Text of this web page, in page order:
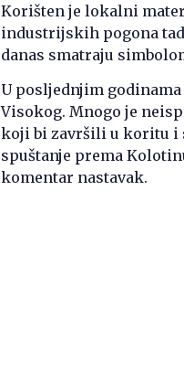
Korišten je lokalni
industrijskih pogona
danas smatraju
U posljednjim
Visokog. Mnogo je
koji bi završili u koritu i
spuštanje prema
komentar nastavak.